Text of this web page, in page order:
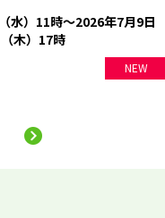
水）11時～2026年7月9日
（木）17時
NEW